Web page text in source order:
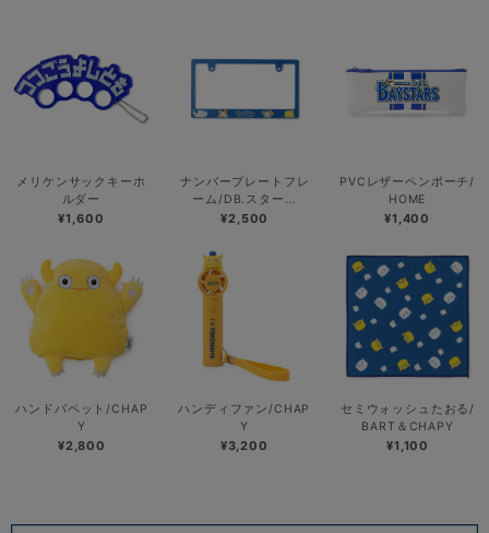
メリケンサックキーホ
ルダー
¥1,600
ナンバープレートフレ
ーム/DB.スター...
¥2,500
PVCレザーペンポーチ/
HOME
¥1,400
ハンドパペット/CHAP
Y
¥2,800
ハンディファン/CHAP
Y
¥3,200
セミウォッシュたおる/
BART＆CHAPY
¥1,100